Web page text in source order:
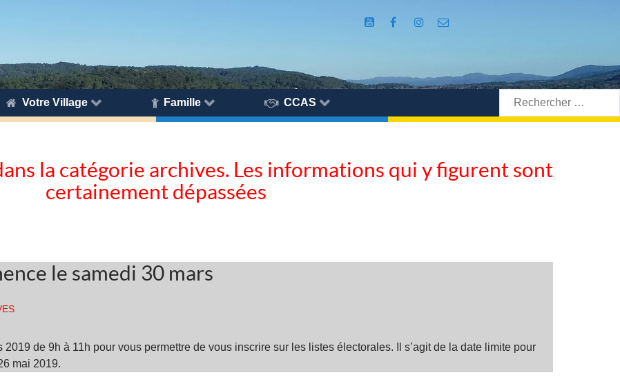
Votre Village Famille CCAS
Rechercher:
la catégorie archives. Les informations qui y figurent sont
certainement dépassées
le samedi 30 mars
de 9h à 11h pour vous permettre de vous inscrire sur les listes électorales. Il s’agit de la date limite pour
mai 2019.